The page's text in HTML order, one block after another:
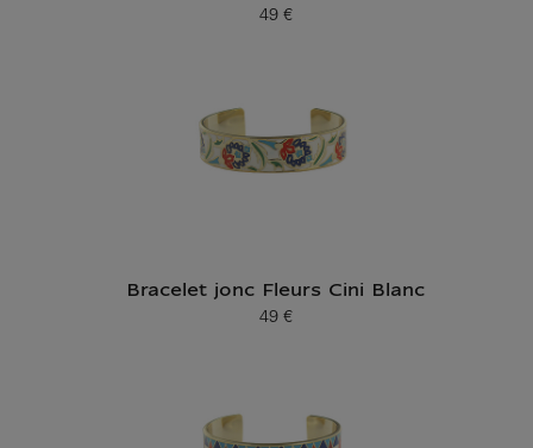
Prix ​​actuel
49 €
Bracelet jonc Fleurs Cini Blanc
Prix ​​actuel
49 €